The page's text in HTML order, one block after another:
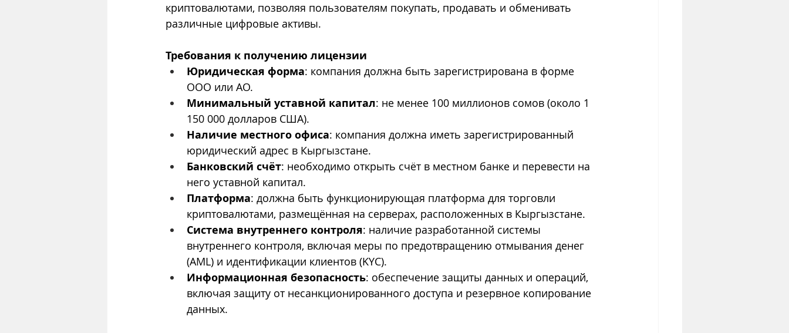
криптовалютами, позволяя пользователям покупать, продавать и обменивать
различные цифровые активы.
Требования к получению лицензии
Юридическая форма: компания должна быть зарегистрирована в форме
ООО или АО.
Минимальный уставной капитал: не менее 100 миллионов сомов (около 1
150 000 долларов США).
Наличие местного офиса: компания должна иметь зарегистрированный
юридический адрес в Кыргызстане.
Банковский счёт: необходимо открыть счёт в местном банке и перевести на
него уставной капитал.
Платформа: должна быть функционирующая платформа для торговли
криптовалютами, размещённая на серверах, расположенных в Кыргызстане.
Система внутреннего контроля: наличие разработанной системы
внутреннего контроля, включая меры по предотвращению отмывания денег
(AML) и идентификации клиентов (KYC).
Информационная безопасность: обеспечение защиты данных и операций,
включая защиту от несанкционированного доступа и резервное копирование
данных.